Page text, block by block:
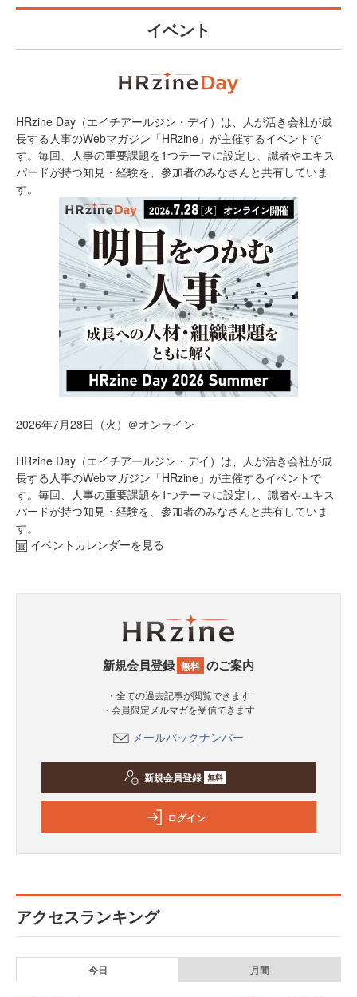
イベント
HRzine Day（エイチアールジン・デイ）は、人が活き会社が成
長する人事のWebマガジン「HRzine」が主催するイベントで
す。毎回、人事の重要課題を1つテーマに設定し、識者やエキス
パードが持つ知見・経験を、参加者のみなさんと共有していま
す。
2026年7月28日（火）＠オンライン
HRzine Day（エイチアールジン・デイ）は、人が活き会社が成
長する人事のWebマガジン「HRzine」が主催するイベントで
す。毎回、人事の重要課題を1つテーマに設定し、識者やエキス
パードが持つ知見・経験を、参加者のみなさんと共有していま
す。
イベントカレンダーを見る
新規会員登録 無料 のご案内
・全ての過去記事が閲覧できます
・会員限定メルマガを受信できます
メールバックナンバー
新規会員登録 無料
ログイン
アクセスランキング
今日 月間